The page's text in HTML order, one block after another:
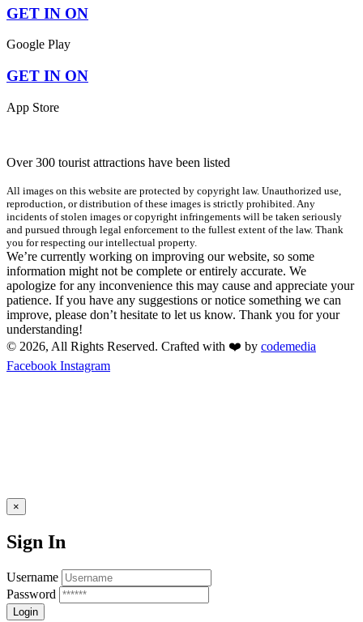
GET IN ON
Google Play
GET IN ON
App Store
Over 300 tourist attractions have been listed
All images on this website are protected by copyright law. Unauthorized use,
reproduction, or distribution of these images is strictly prohibited. Any
incidents of stolen images or copyright infringements will be taken seriously
and pursued through legal enforcement to the fullest extent of the law. Thank
you for respecting our intellectual property.
We’re currently working on improving our website, so some
information might not be complete or entirely accurate. We
apologize for any inconvenience this may cause and appreciate your
patience. If you have any suggestions or notice something we can
improve, please don’t hesitate to let us know. Thank you for your
understanding!
© 2026, All Rights Reserved. Crafted with ❤️ by codemedia
Facebook Instagram
×
Sign In
Username
Password